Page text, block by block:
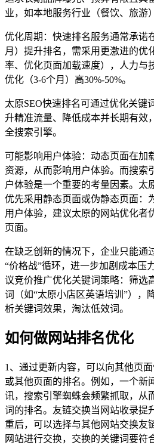
业，如本地服务行业（餐饮、旅游
优化周期：快速排名服务通常承诺
月）提升排名，需采用更激进的优
率、优化页面加载速度），人力与
优化（3-6个月）高30%-50%。
太原SEO快速排名可通过优化关键
升精准流量、降低成本并长期有效
全搜索引擎。
可能影响用户体验：动态页面在加
资源，从而影响用户体验。而搜索
户体验是一个重要的考量因素。太
优先采用静态页面或伪静态页面：
用户体验，建议太原的网站优化者
页面。
在缺乏创新的情况下，企业只能通
“价格战”循环，进一步加剧成本压
议竞价推广优化关键词策略：筛选
词（如“太原小店区英语培训”），
析关键词效果，淘汰低效词。
如何做网站排名优化
1、通过更新内容，可以向其他页
或其他页面的排名。例如，一个新
讯，搜索引擎蜘蛛会频繁抓取，从
词的排名。友链交换当网站收录提
重后，可以选择与其他网站交换友
网站进行交换，交换的关键词要符